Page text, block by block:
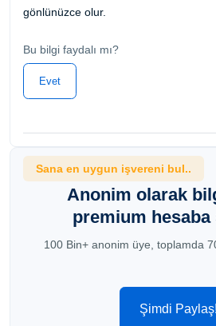
gönlünüzce olur.
Bu bilgi faydalı mı?
Evet
Sana en uygun işvereni bul..
Anonim olarak
premium hesaba
100 Bin+ anonim üye, toplamda
Şimdi Paylaş!